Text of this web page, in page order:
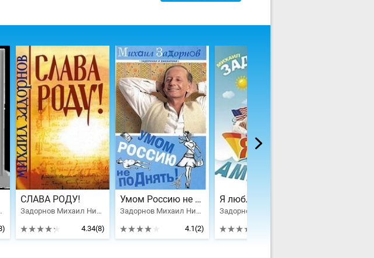
СЛАВА РОДУ!
Задорнов Михаил Николаевич
4.34(8)
Умом Россию не поДнять!
Задорнов Михаил Николаевич
4.1(2)
Я люблю Америку